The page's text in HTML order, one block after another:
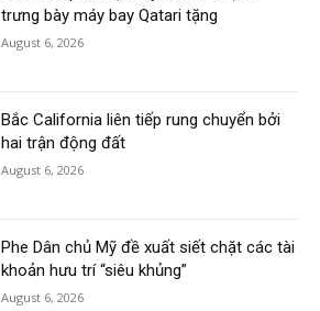
trưng bày máy bay Qatari tặng
August 6, 2026
Bắc California liên tiếp rung chuyển bởi
hai trận động đất
August 6, 2026
Phe Dân chủ Mỹ đề xuất siết chặt các tài
khoản hưu trí “siêu khủng”
August 6, 2026